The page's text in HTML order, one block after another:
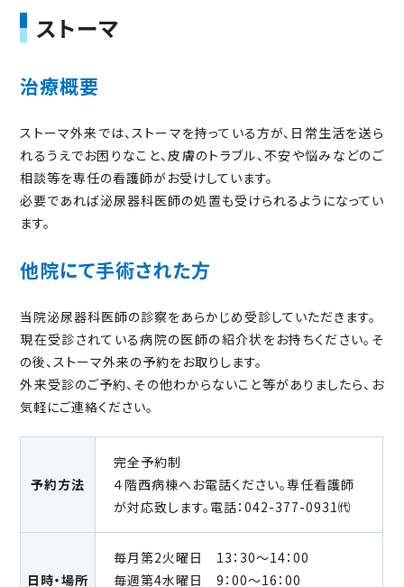
ストーマ
治療概要
ストーマ外来では、ストーマを持っている方が、日常生活を送ら
れるうえでお困りなこと、皮膚のトラブル、不安や悩みなどのご
相談等を専任の看護師がお受けしています。
必要であれば泌尿器科医師の処置も受けられるようになってい
ます。
他院にて手術された方
当院泌尿器科医師の診察をあらかじめ受診していただきます。
現在受診されている病院の医師の紹介状をお持ちください。そ
の後、ストーマ外来の予約をお取りします。
外来受診のご予約、その他わからないこと等がありましたら、お
気軽にご連絡ください。
予約方法
完全予約制
４階西病棟へお電話ください。専任看護師
が対応致します。電話：042-377-0931㈹
日時・場所
毎月第2火曜日 13：30～14：00
毎週第4水曜日 9：00～16：00